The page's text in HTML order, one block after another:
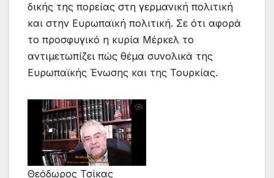
δικής της πορείας στη γερμανική πολιτική
και στην Ευρωπαϊκή πολιτική. Σε ότι αφορά
το προσφυγικό η κυρία Μέρκελ το
αντιμετωπίζει πώς θέμα συνολικά της
Ευρωπαϊκής Ένωσης και της Τουρκίας.
Θεόδωρος Τσίκας